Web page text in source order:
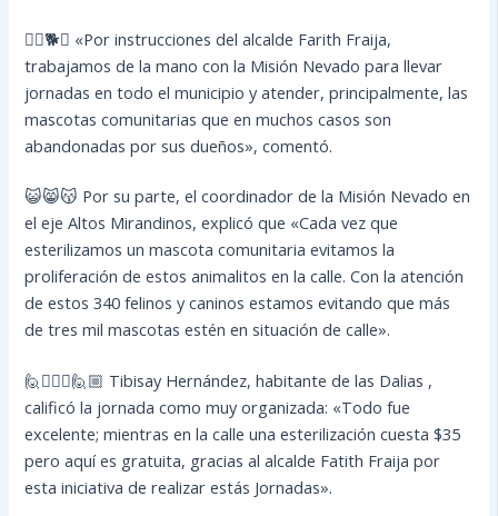
🐕‍🦺🐕🦮 «Por instrucciones del alcalde Farith Fraija,
trabajamos de la mano con la Misión Nevado para llevar
jornadas en todo el municipio y atender, principalmente, las
mascotas comunitarias que en muchos casos son
abandonadas por sus dueños», comentó.
😺😸😽 Por su parte, el coordinador de la Misión Nevado en
el eje Altos Mirandinos, explicó que «Cada vez que
esterilizamos un mascota comunitaria evitamos la
proliferación de estos animalitos en la calle. Con la atención
de estos 340 felinos y caninos estamos evitando que más
de tres mil mascotas estén en situación de calle».
🙋🙋🏼‍♀️🙋🏼 Tibisay Hernández, habitante de las Dalias ,
calificó la jornada como muy organizada: «Todo fue
excelente; mientras en la calle una esterilización cuesta $35
pero aquí es gratuita, gracias al alcalde Fatith Fraija por
esta iniciativa de realizar estás Jornadas».